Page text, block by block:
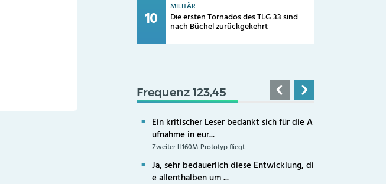
MILITÄR
Die ersten Tornados des TLG 33 sind
nach Büchel zurückgekehrt
Frequenz 123,45
Ein kritischer Leser bedankt sich für die A
ufnahme in eur...
Zweiter H160M-Prototyp fliegt
Ja, sehr bedauerlich diese Entwicklung, di
e allenthalben um ...